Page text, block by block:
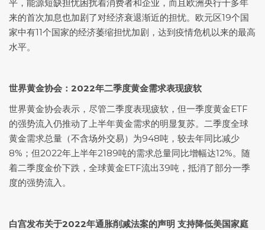
平，能源短缺担忧困扰着消费者和企业，而且欧洲央行十多年
来的首次加息也加剧了对经济衰退渐近的担忧。欧元区19个国
家中有11个国家的经济萎缩担忧加剧，达到疫情危机以来的最高
水平。
世界黄金协会：2022年二季度黄金需求表现疲软
世界黄金协会表示，尽管二季度表现疲软，但一季度黄金ETF
的强势流入仍推动了上半年黄金需求的明显复苏。二季度全球
黄金需求总量（不含场外交易）为948吨，较去年同比减少
8%；但2022年上半年2189吨的需求总量同比增幅达12%。随
着二季度金价下跌，全球黄金ETF流出39吨，抵消了部分一季
度的强势流入。
白宫发布关于2022年通胀削减法案的声明 支持降低美国家庭